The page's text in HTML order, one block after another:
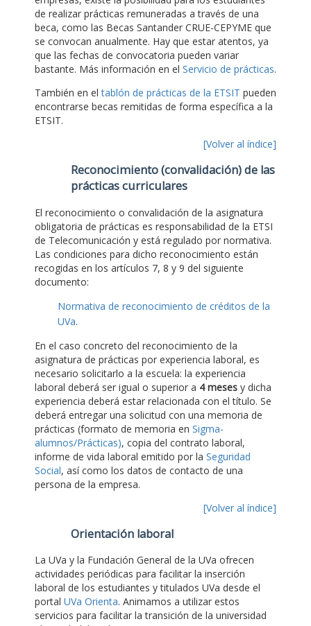
de realizar prácticas remuneradas a través de una
beca, como las Becas Santander CRUE-CEPYME que
se convocan anualmente. Hay que estar atentos, ya
que las fechas de convocatoria pueden variar
bastante. Más información en el Servicio de prácticas.
También en eltablón de prácticas de la ETSIT pueden
encontrarse becas remitidas de forma específica a la
ETSIT.
[Volver al índice]
Reconocimiento (convalidación) de las
prácticas curriculares
El reconocimiento o convalidación de la asignatura
obligatoria de prácticas es responsabilidad de la ETSI
de Telecomunicación y está regulado por normativa.
Las condiciones para dicho reconocimiento están
recogidas en los artículos 7, 8 y 9 del siguiente
documento:
Normativa de reconocimiento de créditos de la
UVa.
En el caso concreto del reconocimiento de la
asignatura de prácticas por experiencia laboral, es
necesario solicitarlo a la escuela: la experiencia
laboral deberá ser igual o superior a 4 meses y dicha
experiencia deberá estar relacionada con el título. Se
deberá entregar una solicitud con una memoria de
prácticas (formato de memoria en Sigma-
alumnos/Prácticas), copia del contrato laboral,
informe de vida laboral emitido por la Seguridad
Social, así como los datos de contacto de una
persona de la empresa.
[Volver al índice]
Orientación laboral
La UVa y la Fundación General de la UVa ofrecen
actividades periódicas para facilitar la inserción
laboral de los estudiantes y titulados UVa desde el
portal UVa Orienta. Animamos a utilizar estos
servicios para facilitar la transición de la universidad